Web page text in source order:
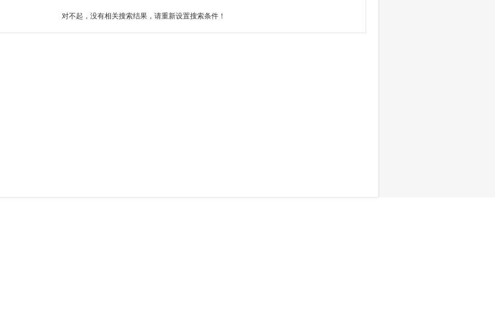
对不起，没有相关搜索结果，请重新设置搜索条件！